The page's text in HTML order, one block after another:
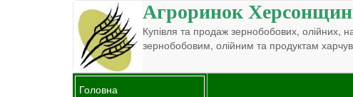
Агроринок
Купівля та продаж зернобобових, олійних,
зернобобовим, олійним та продуктам
Головна